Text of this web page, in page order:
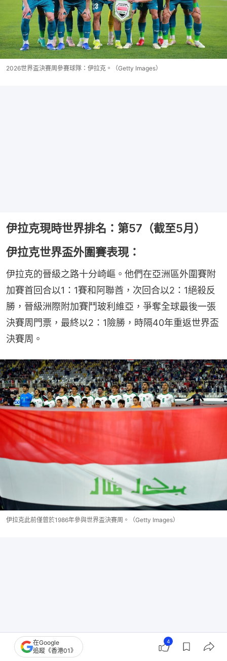
2026世界盃決賽周參賽球隊：伊拉克。（Getty Images）
伊拉克現時世界排名：第57（截至5月）
伊拉克世界盃外圍賽表現：
伊拉克的晉級之路十分崎嶇。他們在亞洲區外圍賽附
加賽首回合以1：1賽和阿聯酋，次回合以2：1絕殺反
勝，晉級洲際附加賽鬥玻利維亞，爭奪全球最後一張
決賽周門票，最終以2：1險勝，時隔40年重返世界盃
決賽周。
伊拉克此前僅曾於1986年參與世界盃決賽周。（Getty Images）
在Google
追蹤《香港01》
4